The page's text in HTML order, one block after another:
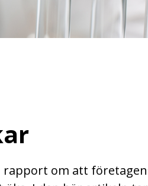
rapport om att